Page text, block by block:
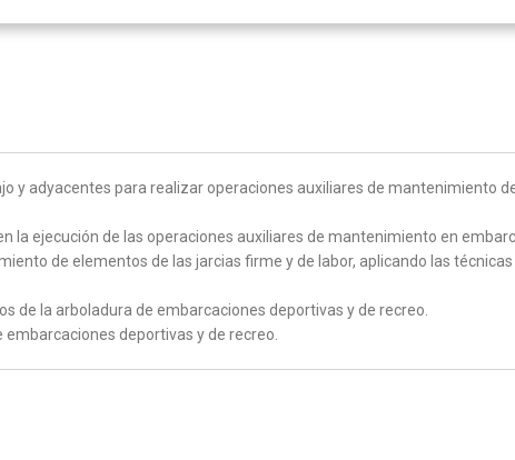
y adyacentes para realizar operaciones auxiliares de mantenimiento
ejecución de las operaciones auxiliares de mantenimiento en
de elementos de las jarcias firme y de labor, aplicando las
de la arboladura de embarcaciones deportivas y de recreo.
deportivas y de recreo.